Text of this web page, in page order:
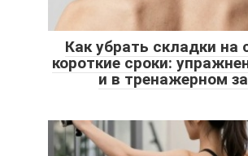
Как убрать складки на
короткие сроки:
и в тренажерном